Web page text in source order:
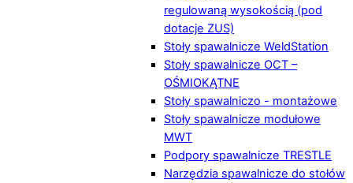
regulowaną wysokością (pod
dotacje ZUS)
Stoły spawalnicze WeldStation
Stoły spawalnicze OCT –
OŚMIOKĄTNE
Stoły spawalniczo - montażowe
Stoły spawalnicze modułowe
MWT
Podpory spawalnicze TRESTLE
Narzędzia spawalnicze do stołów